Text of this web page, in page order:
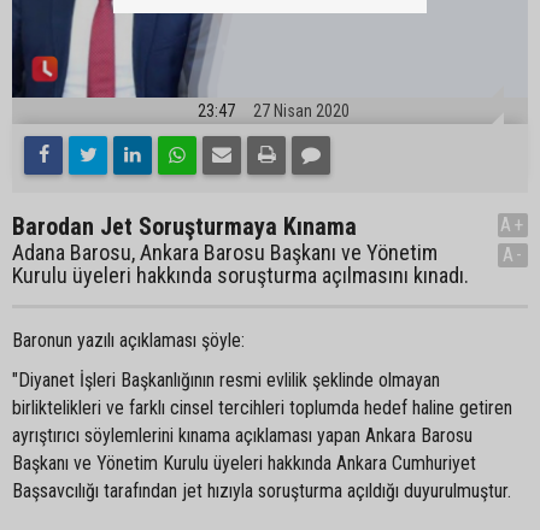
23:47 27 Nisan 2020
Barodan Jet Soruşturmaya Kınama
Adana Barosu, Ankara Barosu Başkanı ve Yönetim
Kurulu üyeleri hakkında soruşturma açılmasını kınadı.
A+
A-
Baronun yazılı açıklaması şöyle:
"Diyanet İşleri Başkanlığının resmi evlilik şeklinde olmayan
birliktelikleri ve farklı cinsel tercihleri toplumda hedef haline getiren
ayrıştırıcı söylemlerini kınama açıklaması yapan Ankara Barosu
Başkanı ve Yönetim Kurulu üyeleri hakkında Ankara Cumhuriyet
Başsavcılığı tarafından jet hızıyla soruşturma açıldığı duyurulmuştur.